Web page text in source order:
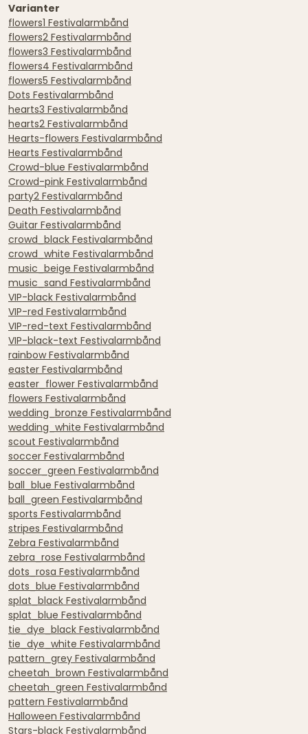
Varianter
flowers1 Festivalarmbånd
flowers2 Festivalarmbånd
flowers3 Festivalarmbånd
flowers4 Festivalarmbånd
flowers5 Festivalarmbånd
Dots Festivalarmbånd
hearts3 Festivalarmbånd
hearts2 Festivalarmbånd
Hearts-flowers Festivalarmbånd
Hearts Festivalarmbånd
Crowd-blue Festivalarmbånd
Crowd-pink Festivalarmbånd
party2 Festivalarmbånd
Death Festivalarmbånd
Guitar Festivalarmbånd
crowd_black Festivalarmbånd
crowd_white Festivalarmbånd
music_beige Festivalarmbånd
music_sand Festivalarmbånd
VIP-black Festivalarmbånd
VIP-red Festivalarmbånd
VIP-red-text Festivalarmbånd
VIP-black-text Festivalarmbånd
rainbow Festivalarmbånd
easter Festivalarmbånd
easter_flower Festivalarmbånd
flowers Festivalarmbånd
wedding_bronze Festivalarmbånd
wedding_white Festivalarmbånd
scout Festivalarmbånd
soccer Festivalarmbånd
soccer_green Festivalarmbånd
ball_blue Festivalarmbånd
ball_green Festivalarmbånd
sports Festivalarmbånd
stripes Festivalarmbånd
Zebra Festivalarmbånd
zebra_rose Festivalarmbånd
dots_rosa Festivalarmbånd
dots_blue Festivalarmbånd
splat_black Festivalarmbånd
splat_blue Festivalarmbånd
tie_dye_black Festivalarmbånd
tie_dye_white Festivalarmbånd
pattern_grey Festivalarmbånd
cheetah_brown Festivalarmbånd
cheetah_green Festivalarmbånd
pattern Festivalarmbånd
Halloween Festivalarmbånd
Stars-black Festivalarmbånd